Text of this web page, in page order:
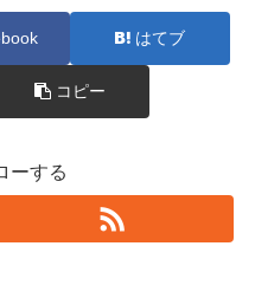
はてブ
コピー
ーする